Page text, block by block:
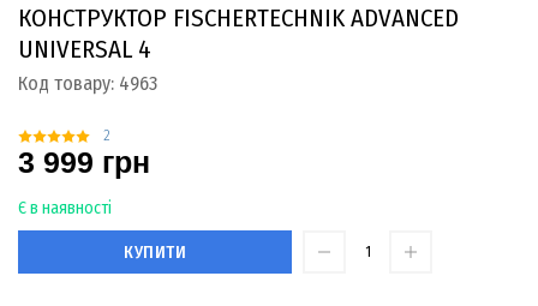
КОНСТРУКТОР FISСHERTECHNIK ADVANCED
UNIVERSAL 4
Код товару: 4963
2
3 999 грн
Є в наявності
КУПИТИ